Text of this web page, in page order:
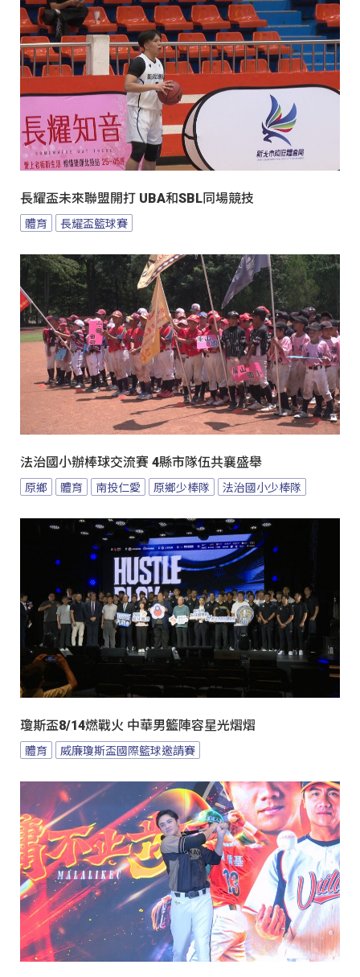
長耀盃未來聯盟開打 UBA和SBL同場競技
體育 長耀盃籃球賽
法治國小辦棒球交流賽 4縣市隊伍共襄盛舉
原鄉 體育 南投仁愛 原鄉少棒隊 法治國小少棒隊
瓊斯盃8/14燃戰火 中華男籃陣容星光熠熠
體育 威廉瓊斯盃國際籃球邀請賽